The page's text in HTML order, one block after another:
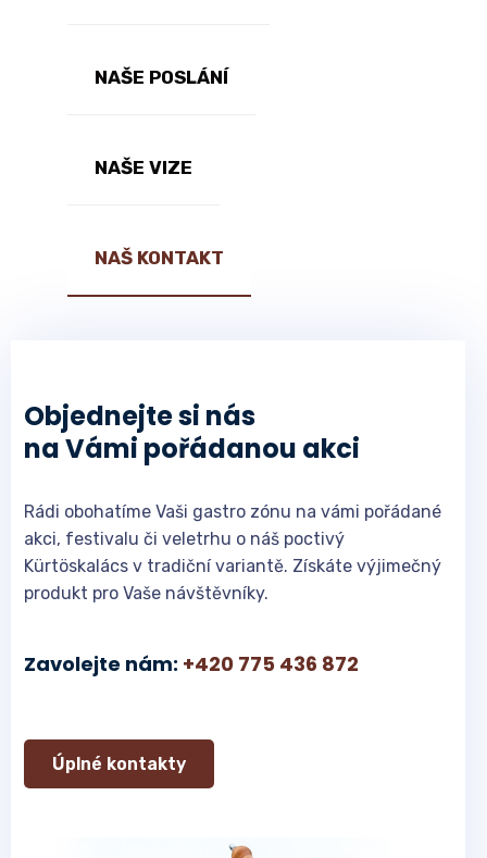
NAŠE POSLÁNÍ
NAŠE VIZE
NAŠ KONTAKT
Objednejte si nás
na Vámi pořádanou akci
Rádi obohatíme Vaši gastro zónu na vámi pořádané
akci, festivalu či veletrhu o náš poctivý
Kürtöskalács v tradiční variantě. Získáte výjimečný
produkt pro Vaše návštěvníky.
Zavolejte nám: +420 775 436 872
Úplné kontakty